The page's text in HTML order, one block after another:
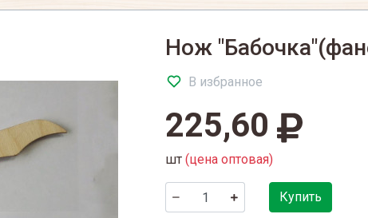
Нож
В избранное
225,60
шт (цена оптовая)
Купить